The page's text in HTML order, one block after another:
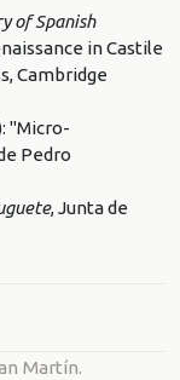
of Spanish
in Castile
Cambridge
"Micro-
Pedro
, Junta de
Martín.